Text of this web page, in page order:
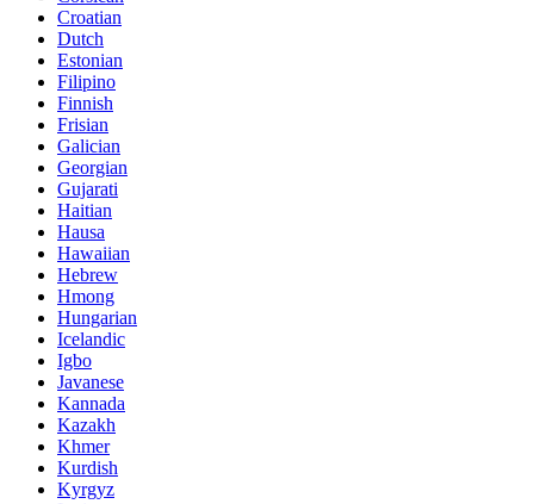
Croatian
Dutch
Estonian
Filipino
Finnish
Frisian
Galician
Georgian
Gujarati
Haitian
Hausa
Hawaiian
Hebrew
Hmong
Hungarian
Icelandic
Igbo
Javanese
Kannada
Kazakh
Khmer
Kurdish
Kyrgyz